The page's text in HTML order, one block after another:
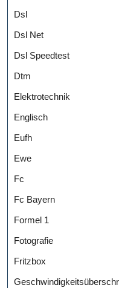
Dsl
Dsl Net
Dsl Speedtest
Dtm
Elektrotechnik
Englisch
Eufh
Ewe
Fc
Fc Bayern
Formel 1
Fotografie
Fritzbox